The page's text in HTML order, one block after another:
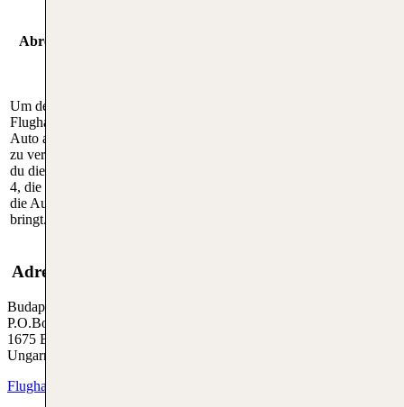
Abreise mit dem
Um den Budapester
Flughafen mit dem
Auto am schnellsten
zu verlassen, nimmst
du die Schnellstraße
4, die dich direkt auf
die Autobahn M0
bringt.
Adresse vom BUD
Budapest Airport,
P.O.Box. 53,
1675 Budapest Ferihegy,
Ungarn
Flughafenwebseite